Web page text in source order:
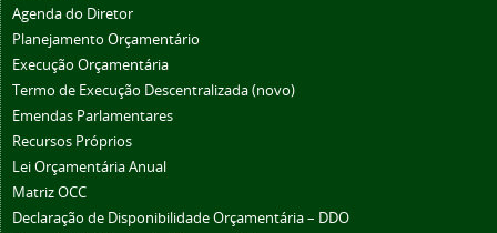
Agenda do Diretor
Planejamento Orçamentário
Execução Orçamentária
Termo de Execução Descentralizada (novo)
Emendas Parlamentares
Recursos Próprios
Lei Orçamentária Anual
Matriz OCC
Declaração de Disponibilidade Orçamentária – DDO